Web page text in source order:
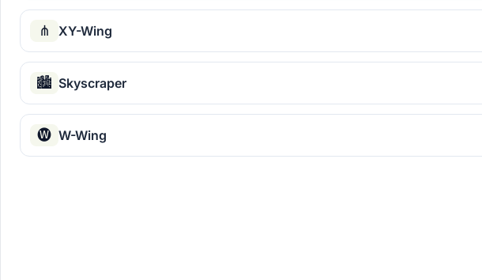
⋔ XY-Wing
🏙 Skyscraper
🅦 W-Wing